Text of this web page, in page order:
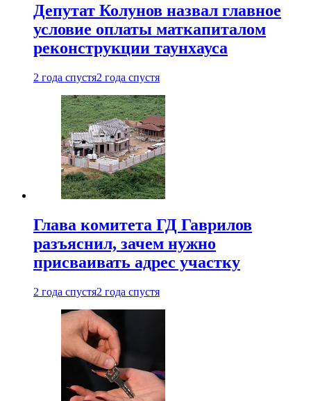
Депутат Колунов назвал главное
условие оплаты маткапиталом
реконструкции таунхауса
2 года спустя2 года спустя
Глава комитета ГД Гаврилов
разъяснил, зачем нужно
присваивать адрес участку
2 года спустя2 года спустя